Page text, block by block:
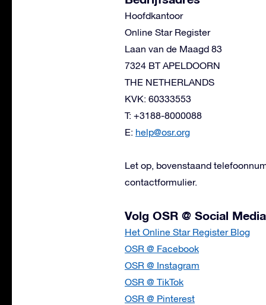
Hoofdkantoor
Online Star Register
Laan van de Maagd 83
7324 BT APELDOORN
THE NETHERLANDS
KVK: 60333553
T: +3188-8000088
E: help@osr.org
Let op, bovenstaand
contactformulier.
Volg OSR @ Social Media
Het Online Star Register Blog
OSR @ Facebook
OSR @ Instagram
OSR @ TikTok
OSR @ Pinterest